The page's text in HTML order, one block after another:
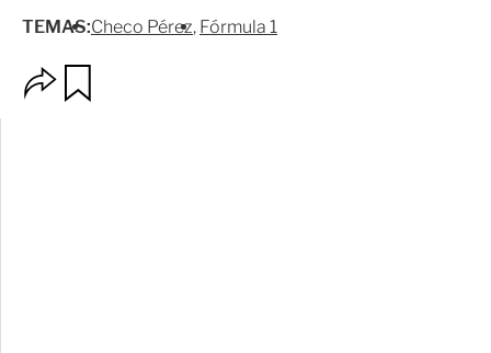
TEMAS:Checo Pérez Fórmula 1